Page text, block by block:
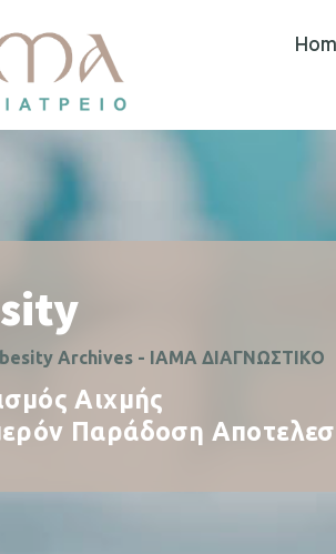
Archives - ΙΑΜΑ ΔΙΑΓΝΩΣΤΙΚΟ
Αιχμής
Παράδοση